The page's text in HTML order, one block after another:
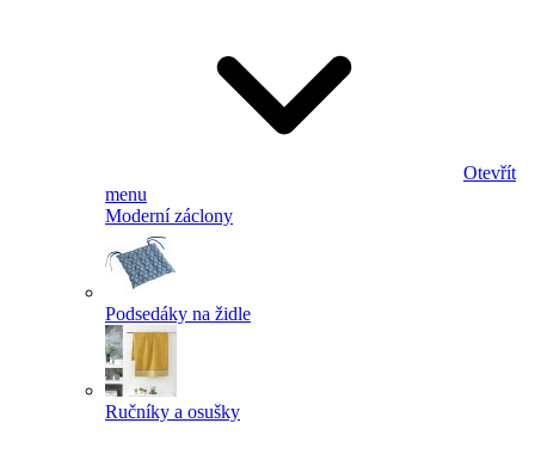
Otevřít
menu
Moderní záclony
Podsedáky na židle
Ručníky a osušky